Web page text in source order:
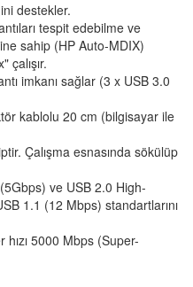
destekler.
tespit edebilme ve
sahip (HP Auto-MDIX)
çalışır.
imkanı sağlar (3 x USB 3.0
kablolu 20 cm (bilgisayar ile
Çalışma esnasında sökülüp
ve USB 2.0 High-
1.1 (12 Mbps) standartlarını
5000 Mbps (Super-